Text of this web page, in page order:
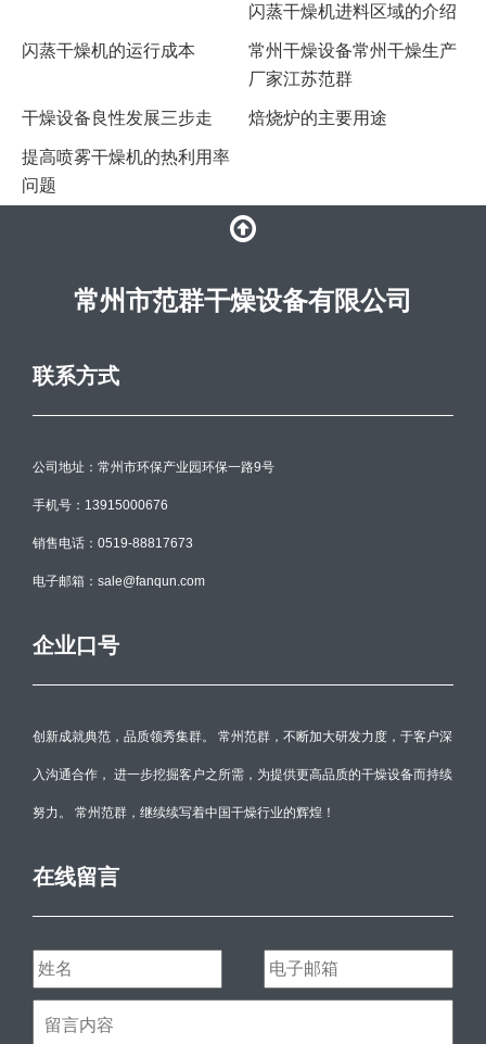
闪蒸干燥机进料区域的介绍
闪蒸干燥机的运行成本
常州干燥设备常州干燥生产
厂家江苏范群
干燥设备良性发展三步走 焙烧炉的主要用途
提高喷雾干燥机的热利用率
问题
常州市范群干燥设备有限公司
联系方式
公司地址：常州市环保产业园环保一路9号
手机号：13915000676
销售电话：0519-88817673
电子邮箱：sale@fanqun.com
企业口号
创新成就典范，品质领秀集群。 常州范群，不断加大研发力度，于客户深
入沟通合作， 进一步挖掘客户之所需，为提供更高品质的干燥设备而持续
努力。 常州范群，继续续写着中国干燥行业的辉煌！
在线留言